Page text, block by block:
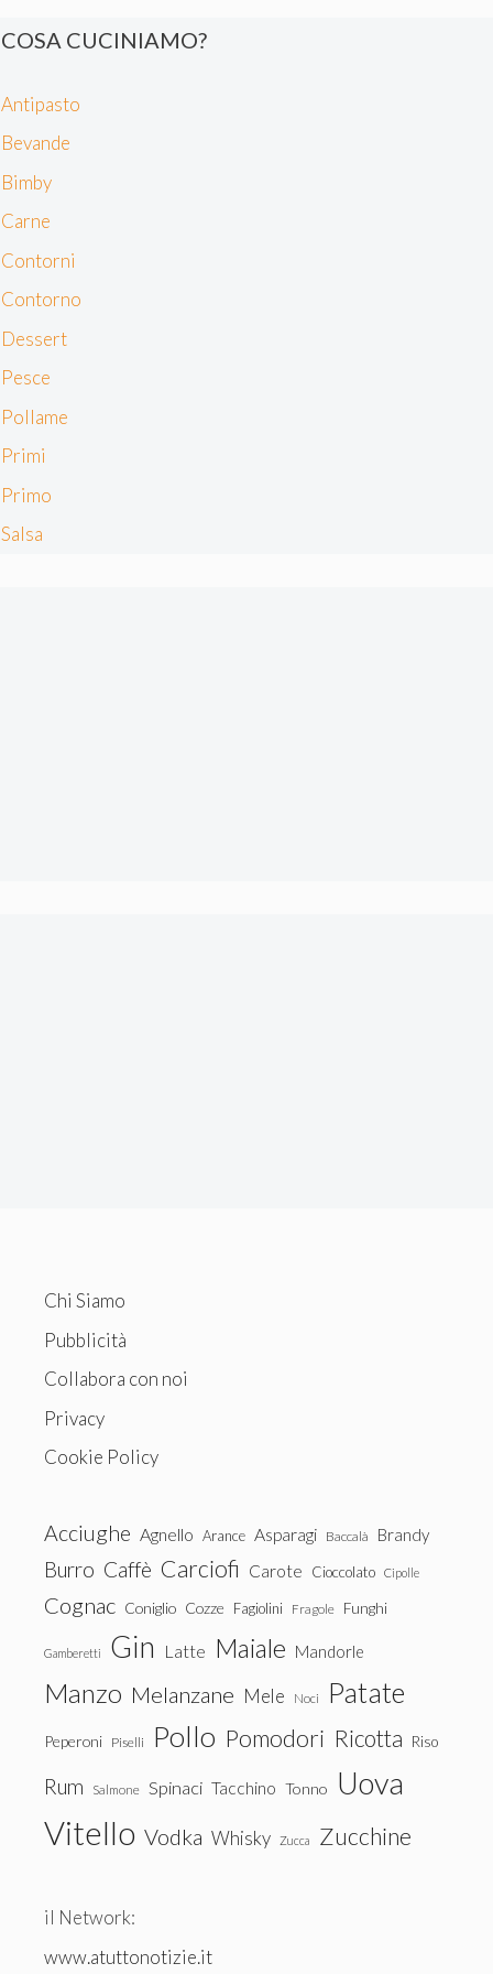
contenuti personalizzati, valutare pubblicità e contenuti,
Approfondisci come vengono elaborati i tuoi dati personali
e imposta le tue preferenze nella sezione dettagli. Puoi
momento dalla Dichiarazione sui cookie. Utilizziamo i
cookie tecnici e, previo consenso, anche cookie di
terze parti, per personalizzare contenuti ed annunci, per
fornire funzionalità dei social media e per analizzare il
. Chiudendo questo banner tramite l’apposito comando
“X” continuerai la navigazione del sito in assenza di
tecnici.
COSA CUCINIAMO?
Antipasto
Bevande
Bimby
Carne
Contorni
Contorno
Dessert
Pesce
Pollame
Primi
Primo
Salsa
Chi Siamo
Pubblicità
Collabora con noi
Privacy
Cookie Policy
Acciughe Agnello Arance Asparagi Baccalà Brandy
Burro Caffè Carciofi Carote Cioccolato Cipolle
Cognac Coniglio Cozze Fagiolini Fragole Funghi
Gamberetti Gin Latte Maiale Mandorle
Manzo Melanzane Mele Noci Patate
Peperoni Piselli Pollo Pomodori Ricotta Riso
Rum Salmone Spinaci Tacchino Tonno Uova
Vitello Vodka Whisky Zucca Zucchine
il Network:
www.atuttonotizie.it